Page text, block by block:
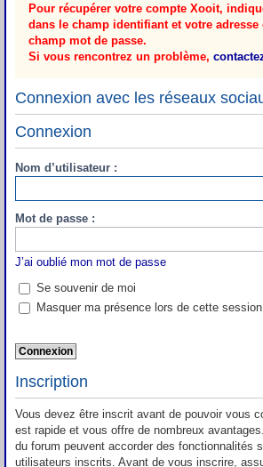
Pour récupérer votre compte Xooit,
dans le champ identifiant et votre adresse
champ mot de passe.
Si vous rencontrez un problème,
Connexion avec les réseaux
Connexion
Nom d’utilisateur :
Mot de passe :
J’ai oublié mon mot de passe
Se souvenir de moi
Masquer ma présence lors de cette session
Inscription
Vous devez être inscrit avant de pouvoir vous
est rapide et vous offre de nombreux
du forum peuvent accorder des fonctionnalités
utilisateurs inscrits. Avant de vous inscrire,